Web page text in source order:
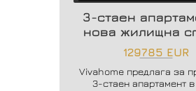
3-стаен
нова жилищна
129785 EUR
Vivahome предлага за
3-стаен апартамент